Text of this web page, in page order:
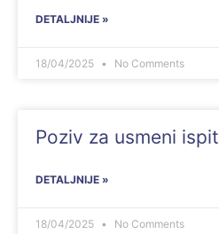
DETALJNIJE »
18/04/2025 No Comments
Poziv za usmeni ispit
DETALJNIJE »
18/04/2025 No Comments